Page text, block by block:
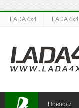
LADA 4x4 LADA
Новости